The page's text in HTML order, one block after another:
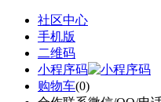
社区中心
手机版
二维码
小程序码
购物车(0)